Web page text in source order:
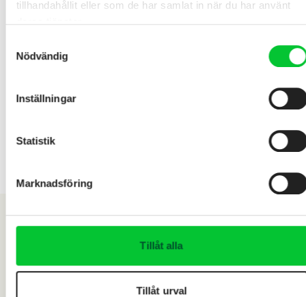
tillhandahållit eller som de har samlat in när du har använt
Nödvändig
Inställningar
Statistik
Marknadsföring
Tillåt alla
Tillåt urval